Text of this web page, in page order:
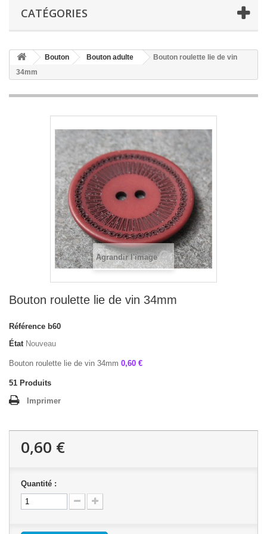
CATÉGORIES
Bouton Bouton adulte
Bouton roulette lie de vin
34mm
Agrandir l'image
Bouton roulette lie de vin 34mm
Référence b60
État Nouveau
Bouton roulette lie de vin 34mm 0,60 €
51 Produits
Imprimer
0,60 €
Quantité :